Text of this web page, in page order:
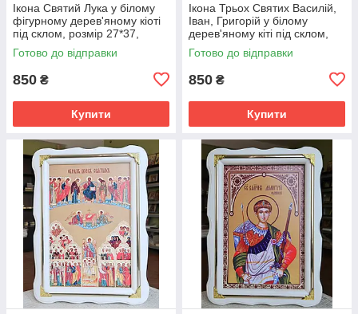
Ікона Святий Лука у білому
фігурному дерев'яному кіоті
під склом, розмір 27*37,
розмір сюжету 20*30.
Готово до відправки
850 ₴
Купити
Ікона Трьох Святих Василій,
Іван, Григорій у білому
дерев'яному кіті під склом,
кіот 37*27, сюжет 20*30.
Готово до відправки
850 ₴
Купити